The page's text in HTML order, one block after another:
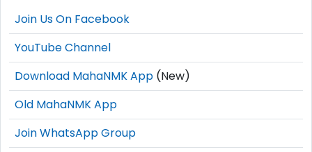
Join Us On Facebook
YouTube Channel
Download MahaNMK App (New)
Old MahaNMK App
Join WhatsApp Group